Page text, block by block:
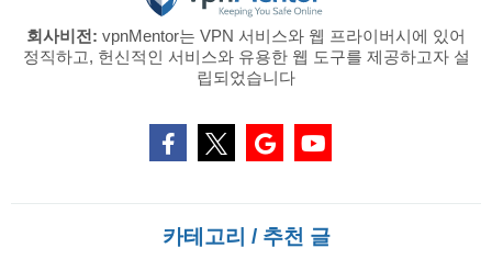
회사비전: vpnMentor는 VPN 서비스와 웹 프라이버시에 있어
정직하고, 헌신적인 서비스와 유용한 웹 도구를 제공하고자 설
립되었습니다
카테고리 / 추천 글